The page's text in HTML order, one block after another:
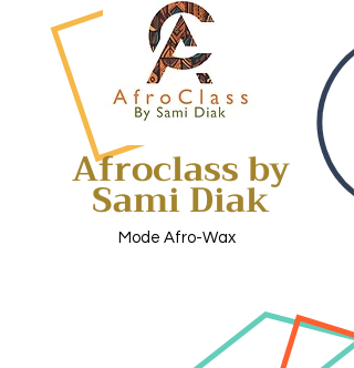
Afroclass by
Sami Diak
Mode Afro-Wax